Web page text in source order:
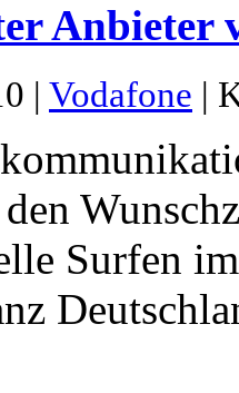
Anbieter
| Vodafone |
Surfen